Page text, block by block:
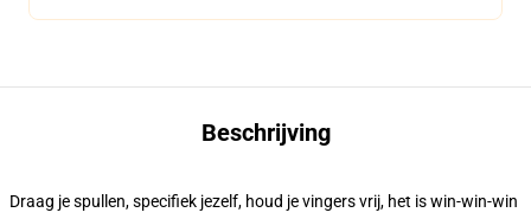
Beschrijving
Draag je spullen, specifiek jezelf, houd je vingers vrij, het is win-win-win